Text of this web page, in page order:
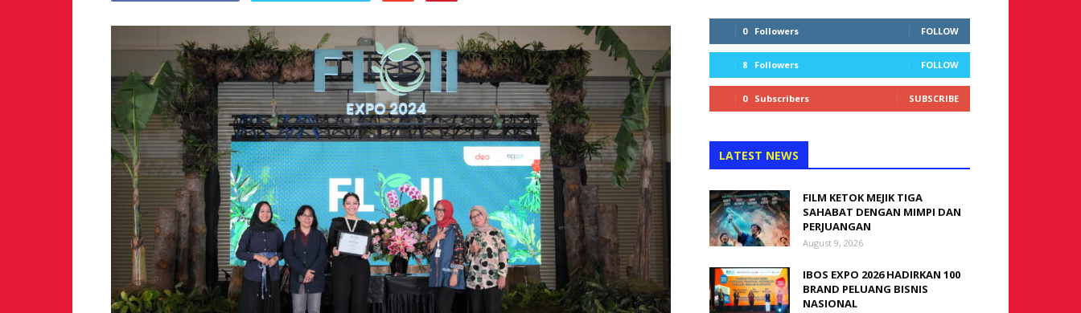
0 Followers FOLLOW
8 Followers FOLLOW
0 Subscribers SUBSCRIBE
LATEST NEWS
FILM KETOK MEJIK TIGA
SAHABAT DENGAN MIMPI DAN
PERJUANGAN
August 9, 2026
IBOS EXPO 2026 HADIRKAN 100
BRAND PELUANG BISNIS
NASIONAL